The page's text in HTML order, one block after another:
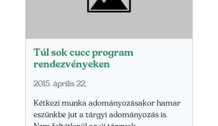
Túl sok cucc program
rendezvényeken
2015. április 22.
Kétkezi munka adományozásakor hamar
eszünkbe jut a tárgyi adományozás is.